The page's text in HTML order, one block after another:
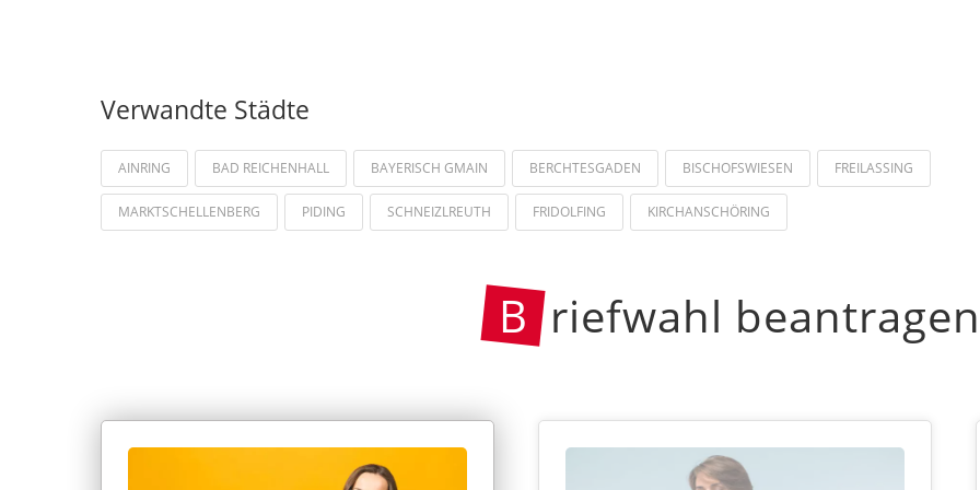
Verwandte Städte
AINRING BAD REICHENHALL BAYERISCH GMAIN BERCHTESGADEN BISCHOFSWIESEN FREILASSING
MARKTSCHELLENBERG PIDING SCHNEIZLREUTH FRIDOLFING KIRCHANSCHÖRING
B riefwahl beantragen